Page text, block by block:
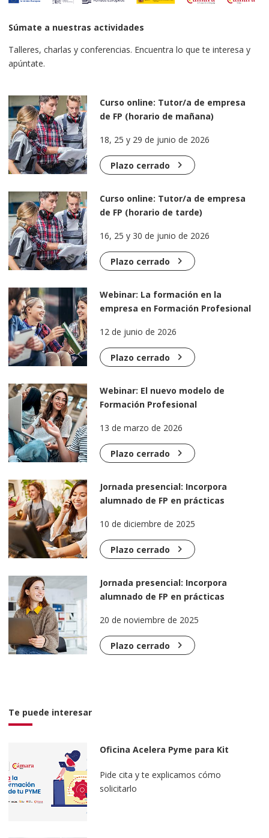
Súmate a nuestras actividades
Talleres, charlas y conferencias. Encuentra lo que te interesa y
apúntate.
Curso online: Tutor/a de empresa
de FP (horario de mañana)
18, 25 y 29 de junio de 2026
Plazo cerrado chevron_right
Curso online: Tutor/a de empresa
de FP (horario de tarde)
16, 25 y 30 de junio de 2026
Plazo cerrado chevron_right
Webinar: La formación en la
empresa en Formación Profesional
12 de junio de 2026
Plazo cerrado chevron_right
Webinar: El nuevo modelo de
Formación Profesional
13 de marzo de 2026
Plazo cerrado chevron_right
Jornada presencial: Incorpora
alumnado de FP en prácticas
(Chiclana)
10 de diciembre de 2025
Plazo cerrado chevron_right
Jornada presencial: Incorpora
alumnado de FP en prácticas
Puerto)
20 de noviembre de 2025
Plazo cerrado chevron_right
Te puede interesar
Oficina Acelera Pyme para Kit
Pide cita y te explicamos cómo
solicitarlo